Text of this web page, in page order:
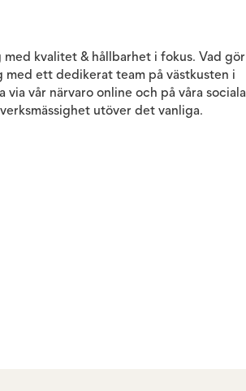
kvalitet & hållbarhet i fokus. Vad gör
ett dedikerat team på västkusten i
vår närvaro online och på våra sociala
utöver det vanliga.